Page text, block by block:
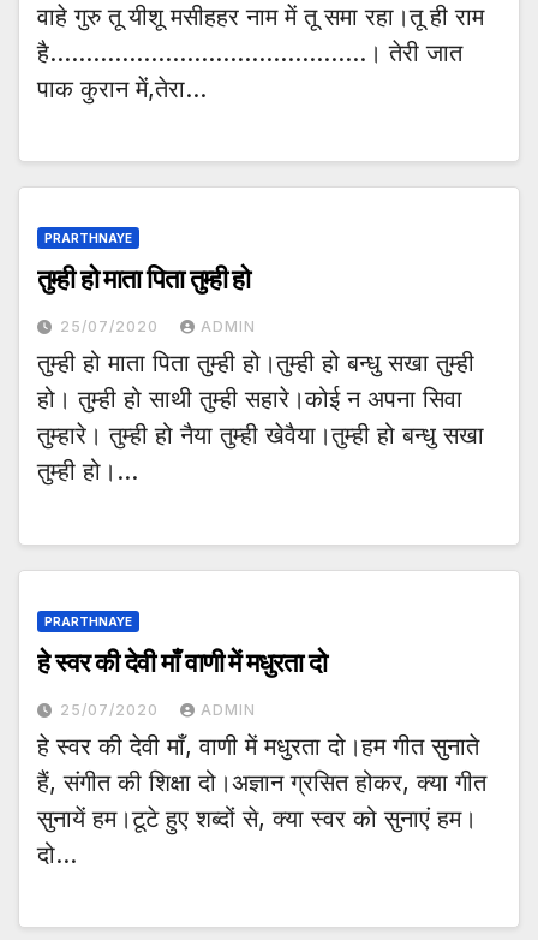
वाहे गुरु तू यीशू मसीहहर नाम में तू समा रहा।तू ही राम
है……………………………………..। तेरी जात
पाक कुरान में,तेरा…
PRARTHNAYE
तुम्ही हो माता पिता तुम्ही हो
25/07/2020 ADMIN
तुम्ही हो माता पिता तुम्ही हो।तुम्ही हो बन्धु सखा तुम्ही
हो। तुम्ही हो साथी तुम्ही सहारे।कोई न अपना सिवा
तुम्हारे। तुम्ही हो नैया तुम्ही खेवैया।तुम्ही हो बन्धु सखा
तुम्ही हो।…
PRARTHNAYE
हे स्वर की देवी माँ वाणी में मधुरता दो
25/07/2020 ADMIN
हे स्वर की देवी माँ, वाणी में मधुरता दो।हम गीत सुनाते
हैं, संगीत की शिक्षा दो।अज्ञान ग्रसित होकर, क्या गीत
सुनायें हम।टूटे हुए शब्दों से, क्या स्वर को सुनाएं हम।
दो…